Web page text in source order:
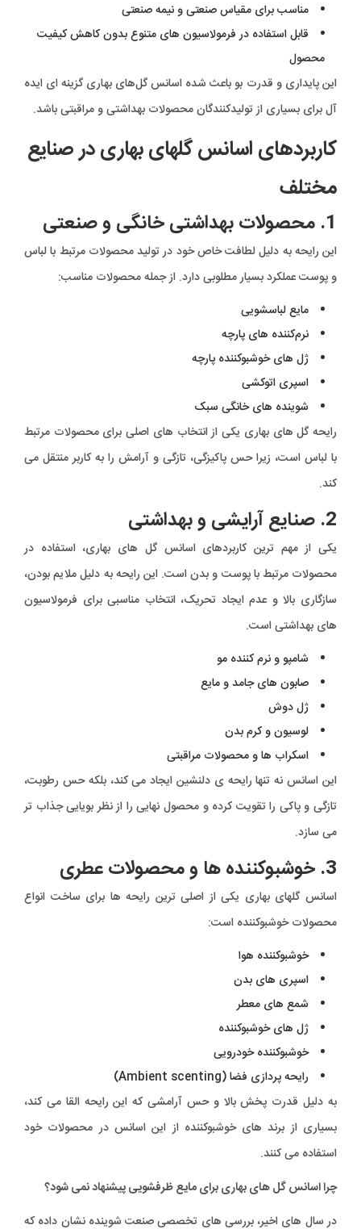
مناسب برای مقیاس صنعتی و نیمه صنعتی
قابل استفاده در فرمولاسیون های متنوع بدون کاهش کیفیت
محصول
این پایداری و قدرت بو باعث شده اسانس گل‌های بهاری گزینه ای ایده
آل برای بسیاری از تولیدکنندگان محصولات بهداشتی و مراقبتی باشد.
کاربردهای اسانس گلهای بهاری در صنایع
مختلف
1. محصولات بهداشتی خانگی و صنعتی
این رایحه به دلیل لطافت خاص خود در تولید محصولات مرتبط با لباس
و پوست عملکرد بسیار مطلوبی دارد. از جمله محصولات مناسب:
مایع لباسشویی
نرم‌کننده های پارچه
ژل های خوشبوکننده پارچه
اسپری اتوکشی
شوینده های خانگی سبک
رایحه گل های بهاری یکی از انتخاب های اصلی برای محصولات مرتبط
با لباس است، زیرا حس پاکیزگی، تازگی و آرامش را به کاربر منتقل می
کند.
2. صنایع آرایشی و بهداشتی
یکی از مهم ترین کاربردهای اسانس گل های بهاری، استفاده در
محصولات مرتبط با پوست و بدن است. این رایحه به دلیل ملایم بودن،
سازگاری بالا و عدم ایجاد تحریک، انتخاب مناسبی برای فرمولاسیون
های بهداشتی است.
شامپو و نرم کننده مو
صابون های جامد و مایع
ژل دوش
لوسیون و کرم بدن
اسکراب ها و محصولات مراقبتی
این اسانس نه تنها رایحه ی دلنشین ایجاد می کند، بلکه حس رطوبت،
تازگی و پاکی را تقویت کرده و محصول نهایی را از نظر بویایی جذاب تر
می سازد.
3. خوشبوکننده ها و محصولات عطری
اسانس گلهای بهاری یکی از اصلی ترین رایحه ها برای ساخت انواع
محصولات خوشبوکننده است:
خوشبوکننده هوا
اسپری های بدن
شمع های معطر
ژل های خوشبوکننده
خوشبوکننده خودرویی
رایحه پردازی فضا (Ambient scenting)
به دلیل قدرت پخش بالا و حس آرامشی که این رایحه القا می‌ کند،
بسیاری از برند های خوشبوکننده از این اسانس در محصولات خود
استفاده می کنند.
چرا اسانس گل های بهاری برای مایع ظرفشویی پیشنهاد نمی شود؟
در سال های اخیر، بررسی های تخصصی صنعت شوینده نشان داده که